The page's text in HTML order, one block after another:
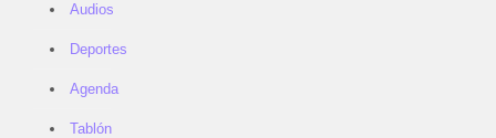
Audios
Deportes
Agenda
Tablón